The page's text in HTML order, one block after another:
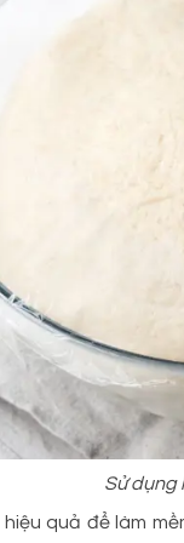
Sử dụng
quả để làm